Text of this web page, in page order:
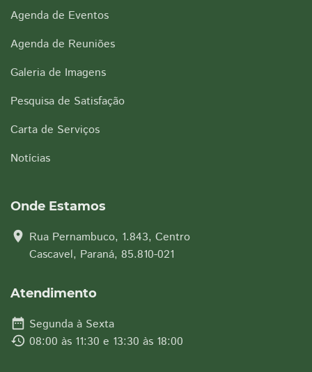
Agenda de Eventos
Agenda de Reuniões
Galeria de Imagens
Pesquisa de Satisfação
Carta de Serviços
Notícias
Onde Estamos
location_on Rua Pernambuco, 1.843, Centro
Cascavel, Paraná, 85.810-021
Atendimento
date_range Segunda à Sexta
history 08:00 às 11:30 e 13:30 às 18:00